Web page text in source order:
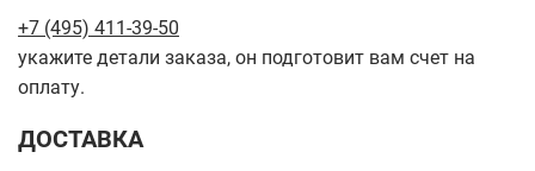
+7 (495) 411-39-50
укажите детали заказа, он подготовит вам счет на
оплату.
ДОСТАВКА